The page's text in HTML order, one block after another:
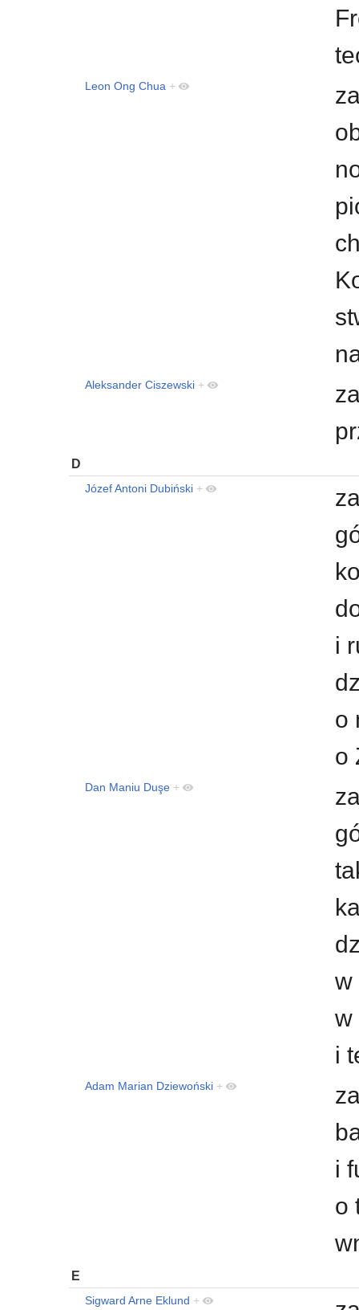
Leon Ong Chua +
Aleksander Ciszewski +
D
Józef Antoni Dubiński +
i
o
o
Dan Maniu Duşe +
w
w
i
Adam Marian Dziewoński +
i
o
E
Sigward Arne Eklund +